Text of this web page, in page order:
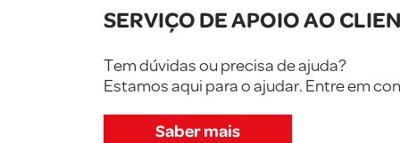
SERVIÇO DE APOIO AO
Tem dúvidas ou precisa de ajuda?
Estamos aqui para o ajudar. Entre em
Saber mais